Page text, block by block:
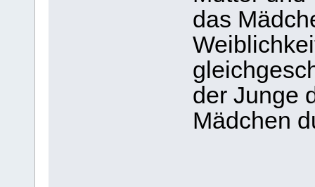
das
der Junge
Mädchen